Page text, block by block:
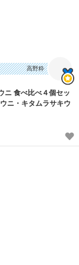
高野粋
ニ 食べ比べ４個セッ
ニ・キタムラサキウ